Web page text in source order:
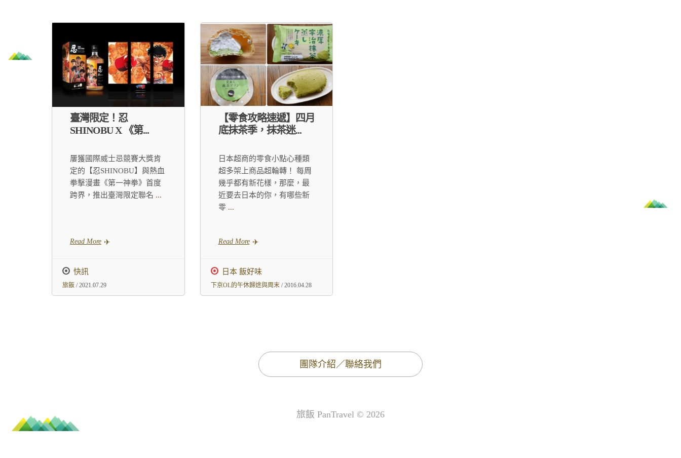
臺灣限定！忍
SHINOBU X 《第...
屢獲國際威士忌競賽大獎肯
定的【忍SHINOBU】與熱血
拳擊漫畫《第一神拳》首度
跨界，推出臺灣限定聯名 ...
Read More
快訊
旅飯 / 2021.07.29
【零食攻略速遞】四月
底抹茶季，抹茶迷...
日本超商的零食小點心種類
超多架上商品超輪轉！ 每周
幾乎都有新花樣，那麼，最
近要去日本的你，有哪些新
零...
Read More
日本 飯好味
下京OL的午休歸途與周末/ 2016.04.28
團隊介紹／聯絡我們
旅飯 PanTravel © 2026